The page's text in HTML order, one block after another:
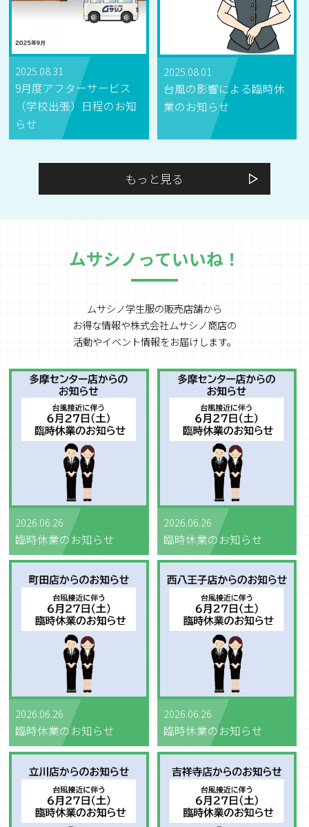
2025.08.31
9月度アフターサービス
（学校出張）日程のお知
らせ
2025.08.01
台風の影響による臨時休
業のお知らせ
もっと見る
ムサシノっていいね！
ムサシノ学生服の販売店舗から
お得な情報や株式会社ムサシノ商店の
活動やイベント情報をお届けします。
2026.06.26
臨時休業のお知らせ
2026.06.26
臨時休業のお知らせ
2026.06.26
臨時休業のお知らせ
2026.06.26
臨時休業のお知らせ